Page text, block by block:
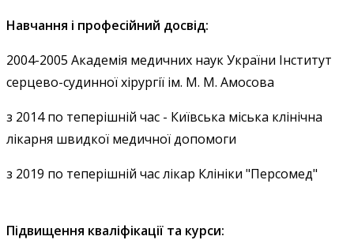
Навчання і професійний досвід:
2004-2005 Академія медичних наук України Інститут
серцево-судинної хірургії ім. М. М. Амосова
з 2014 по теперішній час - Київська міська клінічна
лікарня швидкої медичної допомоги
з 2019 по теперішній час лікар Клініки "Персомед"
Підвищення кваліфікації та курси: